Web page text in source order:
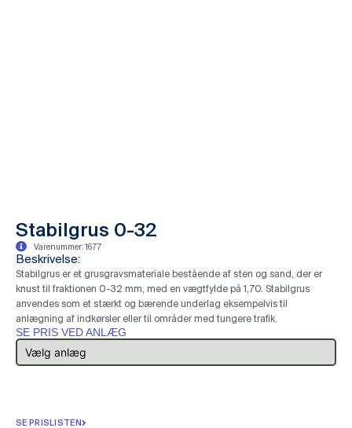
Stabilgrus 0-32
Varenummer: 1677
Beskrivelse:
Stabilgrus er et grusgravsmateriale bestående af sten og sand, der er
knust til fraktionen 0-32 mm, med en vægtfylde på 1,70. Stabilgrus
anvendes som et stærkt og bærende underlag eksempelvis til
anlægning af indkørsler eller til områder med tungere trafik.
SE PRIS VED ANLÆG
SE PRISLISTEN